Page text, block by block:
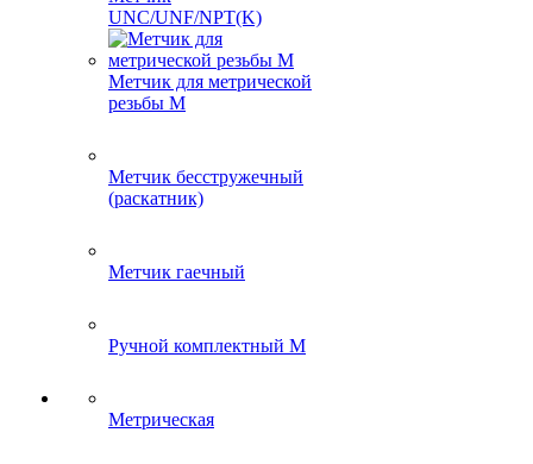
UNC/UNF/NPT(K)
Метчик для метрической
резьбы M
Метчик бесстружечный
(раскатник)
Метчик гаечный
Ручной комплектный M
Метрическая